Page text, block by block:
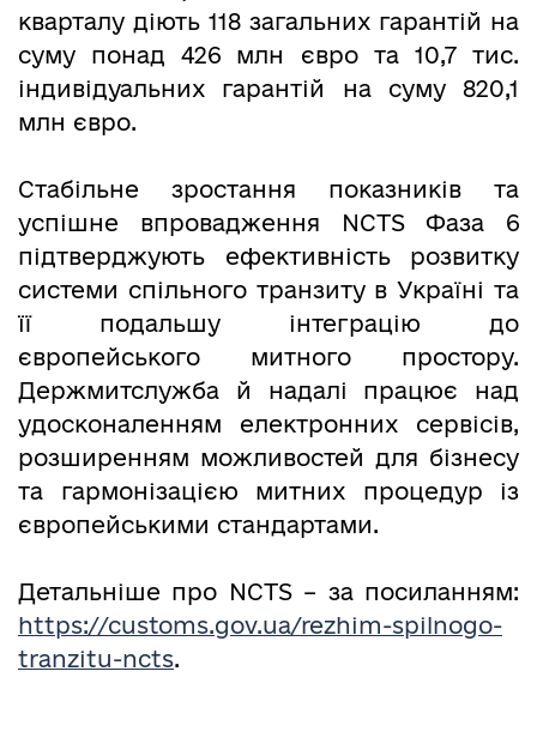
кварталу діють 118 загальних гарантій на
суму понад 426 млн євро та 10,7 тис.
індивідуальних гарантій на суму 820,1
млн євро.
Стабільне зростання показників та
успішне впровадження NCTS Фаза 6
підтверджують ефективність розвитку
системи спільного транзиту в Україні та
її подальшу інтеграцію до
європейського митного простору.
Держмитслужба й надалі працює над
удосконаленням електронних сервісів,
розширенням можливостей для бізнесу
та гармонізацією митних процедур із
європейськими стандартами.
Детальніше про NCTS – за посиланням:
https://customs.gov.ua/rezhim-spilnogo-
tranzitu-ncts.